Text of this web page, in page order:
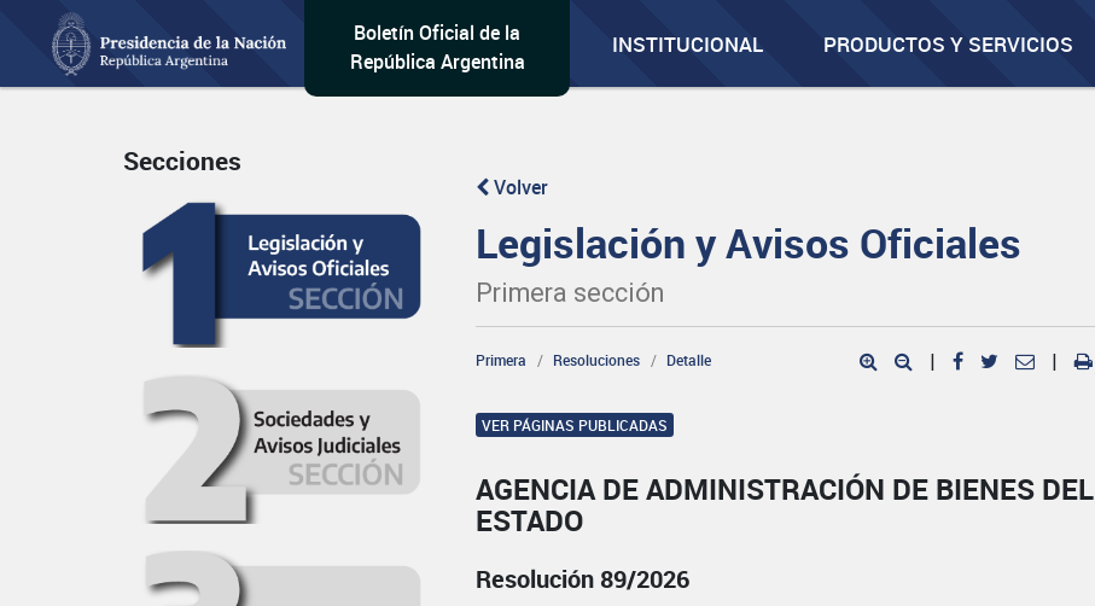
Boletín Oficial de la
República Argentina
INSTITUCIONAL PRODUCTOS Y SERVICIOS
Secciones
Volver
Legislación y Avisos Oficiales
Primera sección
Primera Resoluciones Detalle | |
VER PÁGINAS PUBLICADAS
AGENCIA DE ADMINISTRACIÓN DE BIENES DEL
ESTADO
Resolución 89/2026